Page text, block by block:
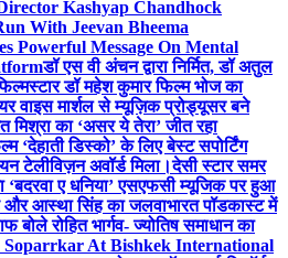
Kashyap Chandhock
With Jeevan Bheema
Powerful Message On Mental
डॉ एस वी अंचन द्वारा निर्मित, डॉ अतुल
डॉ महेश कुमार फिल्म भोज का
वाइस मार्शल से म्यूज़िक प्रोड्यूसर बने
मिश्रा का ‘असर ये तेरा’ जीत रहा
‘देहाती डिस्को’ के लिए बेस्ट सपोर्टिंग
टेलीविज़न अवॉर्ड मिला।देसी स्टार समर
‘बदरवा ए धनिया’ एसएफसी म्यूजिक पर हुआ
और आस्था सिंह का जलवाभारत पॉडकास्ट में
रोहित भार्गव- ज्योतिष समाधान का
Soparrkar At Bishkek International